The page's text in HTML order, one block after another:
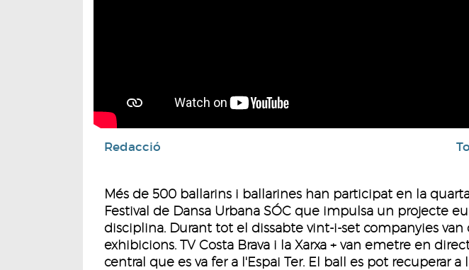
Redacció
Més de 500 ballarins i ballarines han participat en la
Festival de Dansa Urbana SÓC que impulsa un projecte
disciplina. Durant tot el dissabte vint-i-set companyies van
exhibicions. TV Costa Brava i la Xarxa + van emetre en
central que es va fer a l'Espai Ter. El ball es pot recuperar a